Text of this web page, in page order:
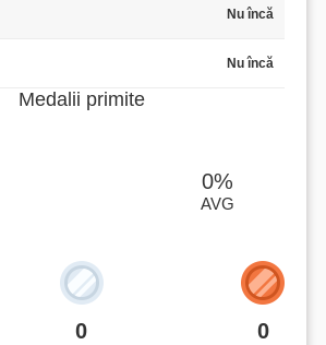
Nu încă
Nu încă
Medalii primite
0%
AVG
0 0